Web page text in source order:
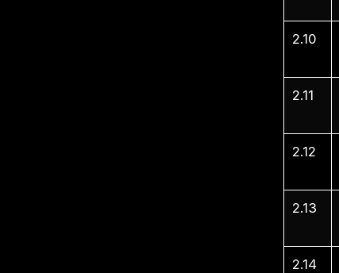
2.10
2.11
2.12
2.13
2.14